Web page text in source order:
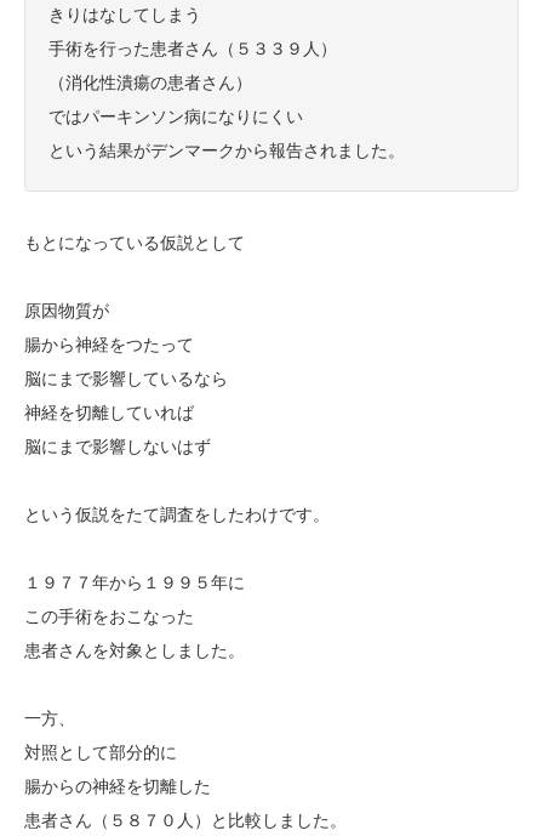
きりはなしてしまう
手術を行った患者さん（５３３９人）
（消化性潰瘍の患者さん）
ではパーキンソン病になりにくい
という結果がデンマークから報告されました。
もとになっている仮説として
原因物質が
腸から神経をつたって
脳にまで影響しているなら
神経を切離していれば
脳にまで影響しないはず
という仮説をたて調査をしたわけです。
１９７７年から１９９５年に
この手術をおこなった
患者さんを対象としました。
一方、
対照として部分的に
腸からの神経を切離した
患者さん（５８７０人）と比較しました。